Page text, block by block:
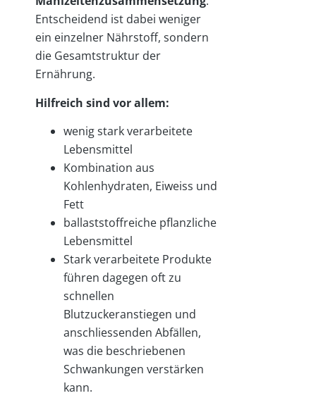
Entscheidend ist dabei weniger
ein einzelner Nährstoff, sondern
die Gesamtstruktur der
Ernährung.
Hilfreich sind vor allem:
wenig stark verarbeitete
Lebensmittel
Kombination aus
Kohlenhydraten, Eiweiss und
Fett
ballaststoffreiche pflanzliche
Lebensmittel
Stark verarbeitete Produkte
führen dagegen oft zu
schnellen
Blutzuckeranstiegen und
anschliessenden Abfällen,
was die beschriebenen
Schwankungen verstärken
kann.